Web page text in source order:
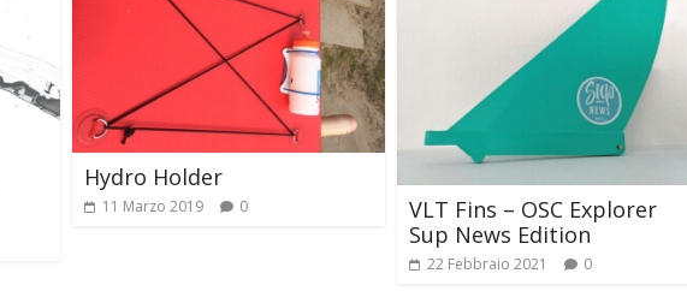
Hydro Holder
11 Marzo 2019 0
VLT Fins – OSC Explorer
Sup News Edition
22 Febbraio 2021 0